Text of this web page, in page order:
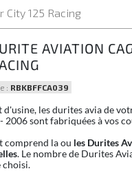
City 125 Racing
AVIATION
: RBKBFFCA039
d'usine, les durites avia de
2006 sont fabriquées à vos
comprend la ou les Durites
. Le nombre de Durites
choisi.